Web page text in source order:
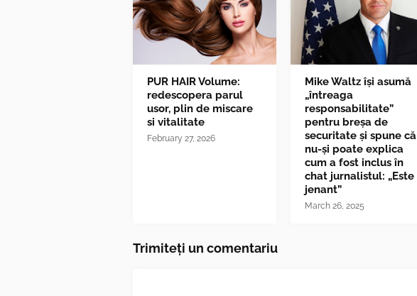
PUR HAIR Volume:
redescopera parul
usor, plin de miscare
si vitalitate
February 27, 2026
Mike Waltz îşi asumă
„întreaga
responsabilitate”
pentru breşa de
securitate și spune că
nu-și poate explica
cum a fost inclus în
chat jurnalistul: „Este
jenant”
March 26, 2025
Trimiteți un comentariu